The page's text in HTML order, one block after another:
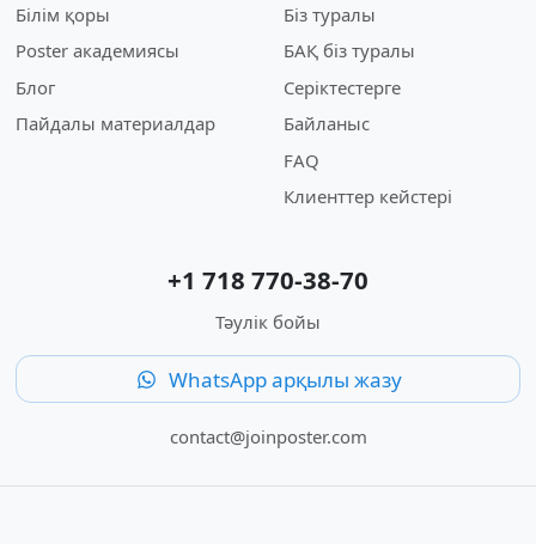
Білім қоры
Poster академиясы
Блог
Пайдалы материалдар
Біз туралы
БАҚ біз туралы
Серіктестерге
Байланыс
FAQ
Клиенттер кейстері
+1 718 770-38-70
Тәулік бойы
WhatsApp арқылы жазу
contact@joinposter.com